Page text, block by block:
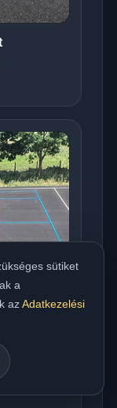
sütiket
a
azAdatkezelési